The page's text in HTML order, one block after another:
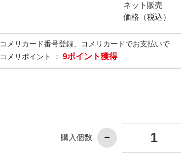
ネット販売
価格（税込）
コメリカード番号登録、コメリカードでお支払いで
コメリポイント ： 9ポイント獲得
購入個数